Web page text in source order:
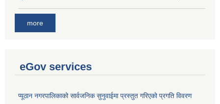
more
eGov services
प्यूठान नगरपालिकाको सार्वजनिक सुनुवाईमा प्रस्तुत गरिएको प्रगति विवरण